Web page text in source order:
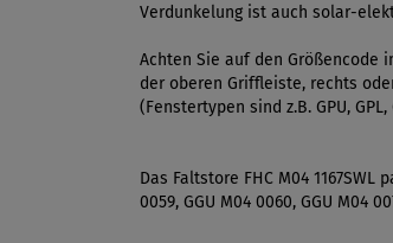
Verdunkelung ist auch solar-
Achten Sie auf den Größencode
der oberen Griffleiste, rechts
(Fenstertypen sind z.B. GPU, GPL,
Das Faltstore FHC M04 1167SWL
0059, GGU M04 0060, GGU M04